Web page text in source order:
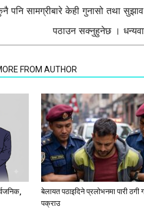
पनि सामग्रीबारे केही गुनासो तथा सुझाव
पठाउन सक्नुहुनेछ ।
FROM AUTHOR
बेलायत पठाइदिने प्रलाेभनमा पारी ठगी
पक्राउ